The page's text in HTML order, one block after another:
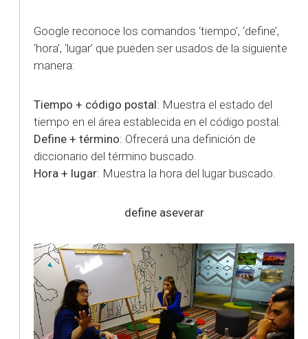
Google reconoce los comandos ‘tiempo’, ‘define’,
‘hora’, ‘lugar’ que pueden ser usados de la siguiente
manera:
Tiempo + código postal: Muestra el estado del
tiempo en el área establecida en el código postal.
Define + término: Ofrecerá una definición de
diccionario del término buscado.
Hora + lugar: Muestra la hora del lugar buscado.
define aseverar